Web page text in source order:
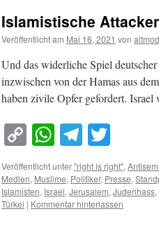
Islamistische
Veröffentlicht am Mai 16, 2021 von altmod
Und das widerliche Spiel
inzwischen von der Hamas aus
haben zivile Opfer gefordert.
Copy
Link
WhatsApp
Veröffentlicht unter"right is right",
Medien, Muslime, Politiker, Presse,
Islamisten, Israel,Jerusalem,Judenhass,
Türkei | Kommentar hinterlassen